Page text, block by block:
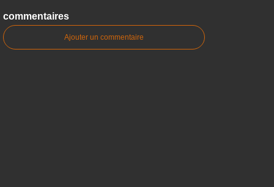
commentaires
Ajouter un commentaire